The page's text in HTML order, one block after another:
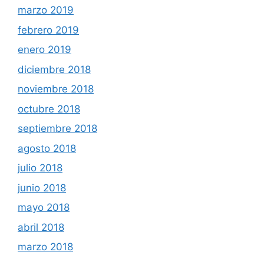
marzo 2019
febrero 2019
enero 2019
diciembre 2018
noviembre 2018
octubre 2018
septiembre 2018
agosto 2018
julio 2018
junio 2018
mayo 2018
abril 2018
marzo 2018